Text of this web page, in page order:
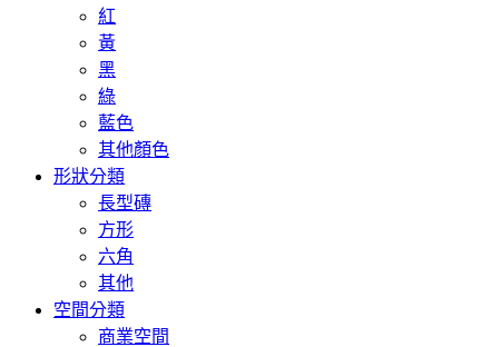
紅
黃
黑
綠
藍色
其他顏色
形狀分類
長型磚
方形
六角
其他
空間分類
商業空間